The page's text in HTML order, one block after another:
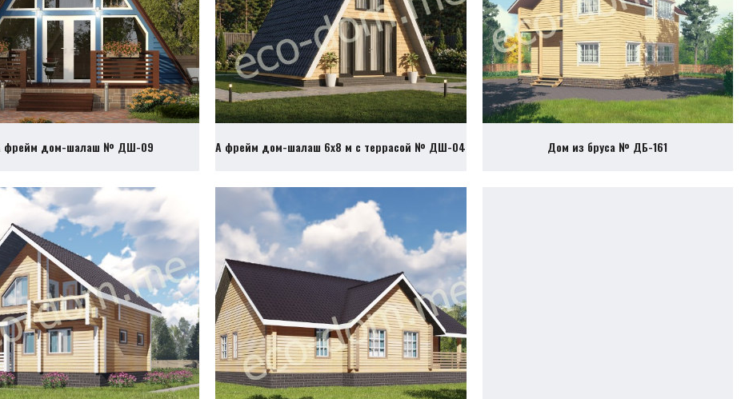
фрейм дом-шалаш № ДШ-09 А фрейм дом-шалаш 6х8 м с террасой № ДШ-04 Дом из бруса № ДБ-161